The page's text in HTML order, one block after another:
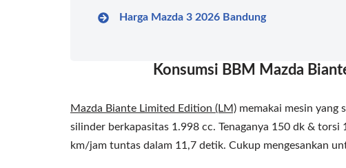
Harga Mazda 3 2026 Bandung
Konsumsi BBM Mazda
Mazda Biante Limited Edition (LM) memakai mesin yang
silinder berkapasitas 1.998 cc. Tenaganya 150 dk &
km/jam tuntas dalam 11,7 detik. Cukup mengesankan